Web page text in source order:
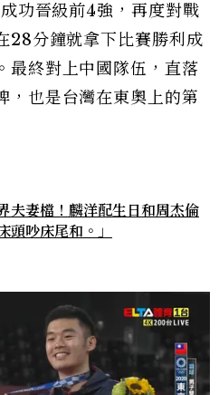
功晉級前4強，再度對戰
28分鐘就拿下比賽勝利成
最終對上中國隊伍，直落
，也是台灣在東奧上的第
夫妻檔！麟洋配生日和周杰倫
頭吵床尾和。」